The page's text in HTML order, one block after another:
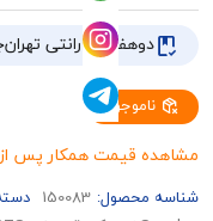
گارانتی تهران‌جانبی
همکار پس از ورود
150083 دسته: اسپیکر